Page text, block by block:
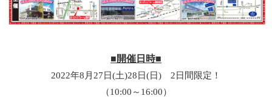
■開催日時■
2022年8月27日(土)28日(日) 2日間限定！
（10:00～16:00）